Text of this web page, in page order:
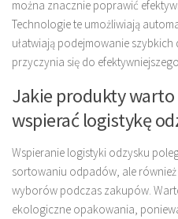
można znacznie poprawić
Technologie te umożliwiają
ułatwiają podejmowanie szybkich
przyczynia się do
Jakie produkty warto
wspierać logistykę
Wspieranie logistyki odzysku
sortowaniu odpadów, ale
wyborów podczas zakupów.
ekologiczne opakowania,